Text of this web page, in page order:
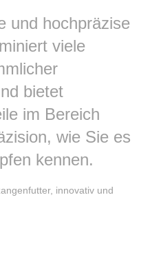
und hochpräzise
viele
bietet
im Bereich
wie Sie es
kennen.